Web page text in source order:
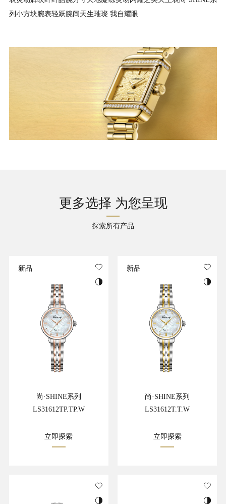
列小方块腕表轻跃腕间天生璀璨 我自耀眼
更多选择 为您呈现
探索所有产品
尚·SHINE系列
LS31612TP.TP.W
立即探索
新品
尚·SHINE系列
LS31612T.T.W
立即探索
新品